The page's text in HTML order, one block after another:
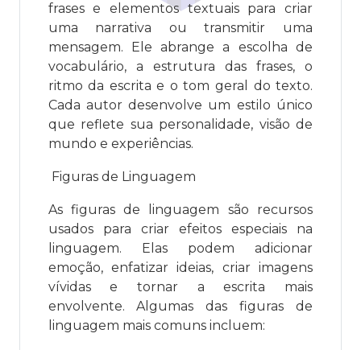
frases e elementos textuais para criar
uma narrativa ou transmitir uma
mensagem. Ele abrange a escolha de
vocabulário, a estrutura das frases, o
ritmo da escrita e o tom geral do texto.
Cada autor desenvolve um estilo único
que reflete sua personalidade, visão de
mundo e experiências.
Figuras de Linguagem
As figuras de linguagem são recursos
usados para criar efeitos especiais na
linguagem. Elas podem adicionar
emoção, enfatizar ideias, criar imagens
vívidas e tornar a escrita mais
envolvente. Algumas das figuras de
linguagem mais comuns incluem: